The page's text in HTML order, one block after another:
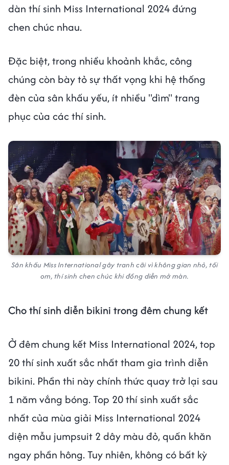
dàn thí sinh Miss International 2024 đứng
chen chúc nhau.
Đặc biệt, trong nhiều khoảnh khắc, công
chúng còn bày tỏ sự thất vọng khi hệ thống
đèn của sân khấu yếu, ít nhiều "dìm" trang
phục của các thí sinh.
Sân khấu Miss International gây tranh cãi vì không gian nhỏ, tối
om, thí sinh chen chúc khi đồng diễn mở màn.
Cho thí sinh diễn bikini trong đêm chung kết
Ở đêm chung kết Miss International 2024, top
20 thí sinh xuất sắc nhất tham gia trình diễn
bikini. Phần thi này chính thức quay trở lại sau
1 năm vắng bóng. Top 20 thí sinh xuất sắc
nhất của mùa giải Miss International 2024
diện mẫu jumpsuit 2 dây màu đỏ, quấn khăn
ngay phần hông. Tuy nhiên, không có bất kỳ